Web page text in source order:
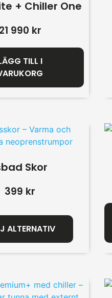
+ Chiller One
21 990 kr
TILL I
Skor
399 kr
ALTERNATIV